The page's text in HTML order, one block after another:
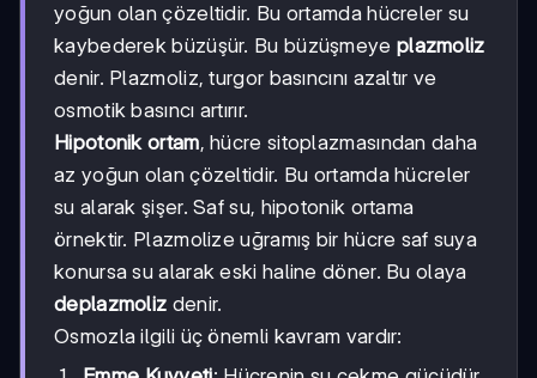
yoğun olan çözeltidir. Bu ortamda hücreler su
kaybederek büzüşür. Bu büzüşmeye plazmoliz
denir. Plazmoliz, turgor basıncını azaltır ve
osmotik basıncı artırır.
Hipotonik ortam, hücre sitoplazmasından daha
az yoğun olan çözeltidir. Bu ortamda hücreler
su alarak şişer. Saf su, hipotonik ortama
örnektir. Plazmolize uğramış bir hücre saf suya
konursa su alarak eski haline döner. Bu olaya
deplazmoliz denir.
Osmozla ilgili üç önemli kavram vardır: